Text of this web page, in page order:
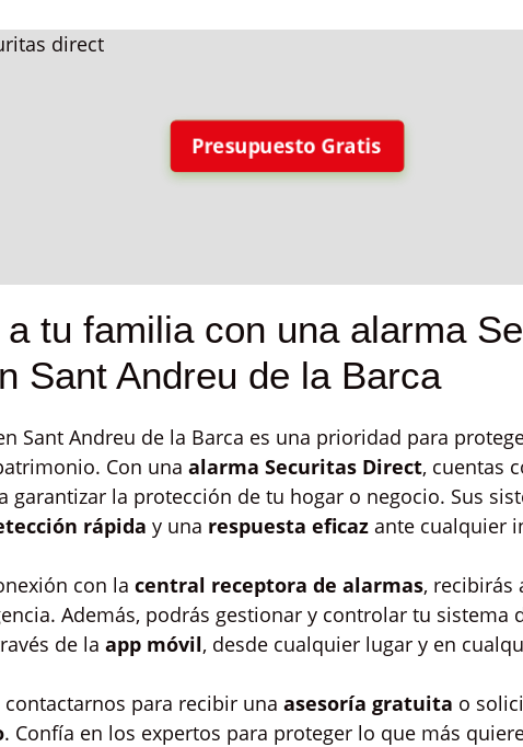
Presupuesto Gratis
a tu familia con una alarma
Sant Andreu de la Barca
Sant Andreu de la Barca es una prioridad para
Con una alarma Securitas Direct, cuentas
garantizar la protección de tu hogar o negocio. Sus
rápida y una respuesta eficaz ante cualquier
con la central receptora de alarmas, recibirás
Además, podrás gestionar y controlar tu sistema
de la app móvil, desde cualquier lugar y en
para recibir una asesoría gratuita o
. Confía en los expertos para proteger lo que más